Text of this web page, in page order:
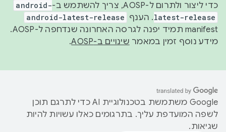
כדי ליצור ולתרום ל-AOSP, צריך להשתמש ב-
android-
latest-release. הענף android-latest-release
manifest תמיד יפנה לגרסה האחרונה שנדחפה ל-AOSP.
מידע נוסף זמין במאמר שינויים ב-AOSP .
‫Google משתמשת בטכנולוגיית AI כדי לתרגם תוכן
לשפה המועדפת עליך. בתרגומים כאלו עשויות להיות
שגיאות.